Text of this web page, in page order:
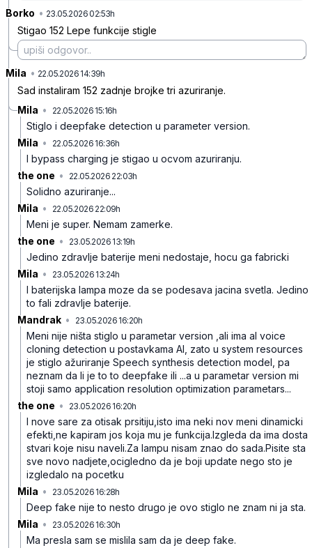
Borko • 23.05.2026 02:53h
Stigao 152 Lepe funkcije stigle
Mila • 22.05.2026 14:39h
Sad instaliram 152 zadnje brojke tri azuriranje.
Mila • 22.05.2026 15:16h
Stiglo i deepfake detection u parameter version.
Mila • 22.05.2026 16:36h
I bypass charging je stigao u ocvom azuriranju.
the one • 22.05.2026 22:03h
Solidno azuriranje...
Mila • 22.05.2026 22:09h
Meni je super. Nemam zamerke.
the one • 23.05.2026 13:19h
Jedino zdravlje baterije meni nedostaje, hocu ga fabricki
Mila • 23.05.2026 13:24h
I baterijska lampa moze da se podesava jacina svetla. Jedino
to fali zdravlje baterije.
Mandrak • 23.05.2026 16:20h
Meni nije ništa stiglo u parametar version ,ali ima al voice
cloning detection u postavkama Al, zato u system resources
je stiglo ažuriranje Speech synthesis detection model, pa
neznam da li je to to deepfake ili ...a u parametar version mi
stoji samo application resolution optimization parametars...
the one • 23.05.2026 16:20h
I nove sare za otisak prsitiju,isto ima neki nov meni dinamicki
efekti,ne kapiram jos koja mu je funkcija.Izgleda da ima dosta
stvari koje nisu naveli.Za lampu nisam znao do sada.Pisite sta
sve novo nadjete,ocigledno da je boji update nego sto je
izgledalo na pocetku
Mila • 23.05.2026 16:28h
Deep fake nije to nesto drugo je ovo stiglo ne znam ni ja sta.
Mila • 23.05.2026 16:30h
Ma presla sam se mislila sam da je deep fake.